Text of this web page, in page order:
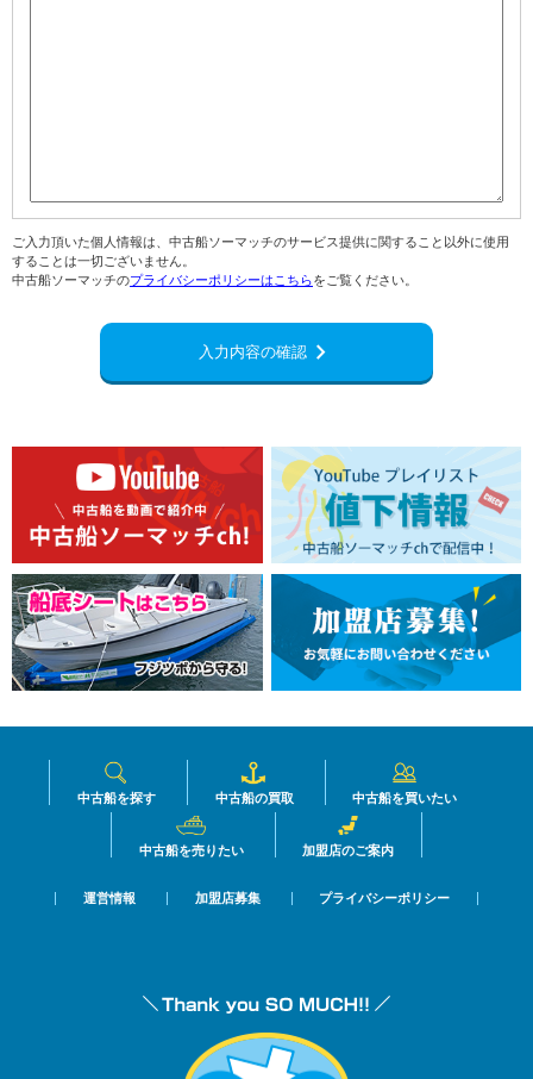
ご入力頂いた個人情報は、中古船ソーマッチのサービス提供に関すること以外に使用
することは一切ございません。
中古船ソーマッチのプライバシーポリシーはこちらをご覧ください。
入力内容の確認navigate_next
中古船を探す 中古船の買取 中古船を買いたい
中古船を売りたい 加盟店のご案内
運営情報 加盟店募集 プライバシーポリシー